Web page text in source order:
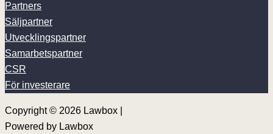
Partners
Säljpartner
Utvecklingspartner
Samarbetspartner
CSR
För investerare
Copyright © 2026 Lawbox |
Powered by Lawbox